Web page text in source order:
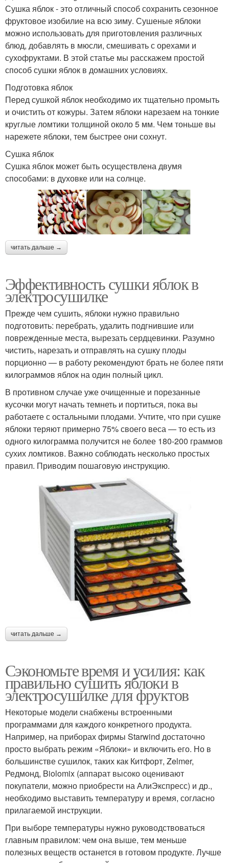
Сушка яблок - это отличный способ сохранить сезонное
фруктовое изобилие на всю зиму. Сушеные яблоки
можно использовать для приготовления различных
блюд, добавлять в мюсли, смешивать с орехами и
сухофруктами. В этой статье мы расскажем простой
способ сушки яблок в домашних условиях.
Подготовка яблок
Перед сушкой яблок необходимо их тщательно промыть
и очистить от кожуры. Затем яблоки нарезаем на тонкие
круглые ломтики толщиной около 5 мм. Чем тоньше вы
нарежете яблоки, тем быстрее они сохнут.
Сушка яблок
Сушка яблок может быть осуществлена двумя
способами: в духовке или на солнце.
читать дальше →
Эффективность сушки яблок в
электросушилке
Прежде чем сушить, яблоки нужно правильно
подготовить: перебрать, удалить подгнившие или
поврежденные места, вырезать сердцевинки. Разумно
чистить, нарезать и отправлять на сушку плоды
порционно — в работу рекомендуют брать не более пяти
килограммов яблок на один полный цикл.
В противном случае уже очищенные и порезанные
кусочки могут начать темнеть и портиться, пока вы
работаете с остальными плодами. Учтите, что при сушке
яблоки теряют примерно 75% своего веса — то есть из
одного килограмма получится не более 180-200 граммов
сухих ломтиков. Важно соблюдать несколько простых
правил. Приводим пошаговую инструкцию.
читать дальше →
Сэкономьте время и усилия: как
правильно сушить яблоки в
электросушилке для фруктов
Некоторые модели снабжены встроенными
программами для каждого конкретного продукта.
Например, на приборах фирмы Starwind достаточно
просто выбрать режим «Яблоки» и включить его. Но в
большинстве сушилок, таких как Китфорт, Zelmer,
Редмонд, Biolomix (аппарат высоко оценивают
покупатели, можно приобрести на АлиЭкспресс) и др.,
необходимо выставить температуру и время, согласно
прилагаемой инструкции.
При выборе температуры нужно руководствоваться
главным правилом: чем она выше, тем меньше
полезных веществ останется в готовом продукте. Лучше